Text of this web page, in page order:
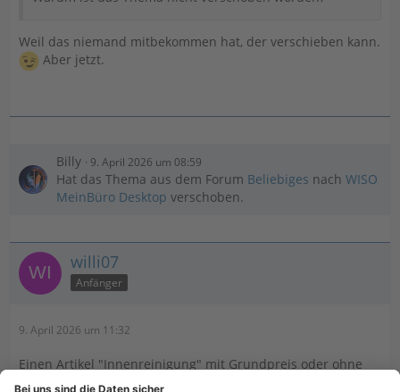
Weil das niemand mitbekommen hat, der verschieben kann.
Aber jetzt.
Billy 9. April 2026 um 08:59
Hat das Thema aus dem Forum Beliebiges nach WISO
MeinBüro Desktop verschoben.
willi07
Anfänger
9. April 2026 um 11:32
Einen Artikel "Innenreinigung" mit Grundpreis oder ohne
anlegen.